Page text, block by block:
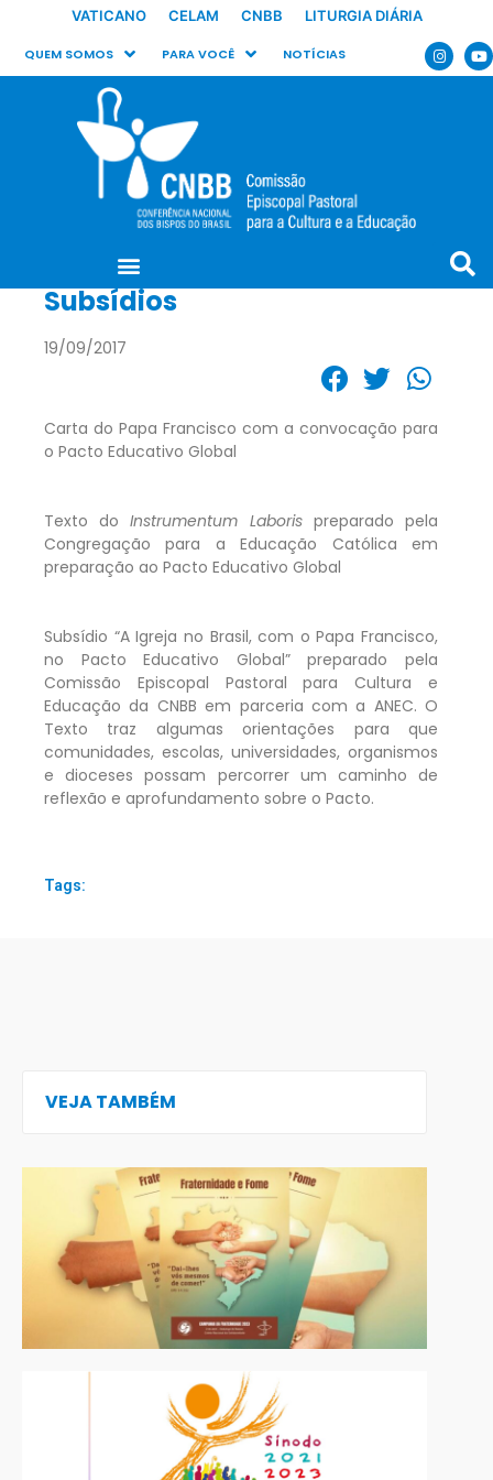
VATICANO CELAM CNBB LITURGIA DIÁRIA
QUEM SOMOS PARA VOCÊ NOTÍCIAS
Subsídios
19/09/2017
Carta do Papa Francisco com a convocação para
o Pacto Educativo Global
Texto doInstrumentum Laborispreparado pela
Congregação para a Educação Católica em
preparação ao Pacto Educativo Global
Subsídio “A Igreja no Brasil, com o Papa Francisco,
no Pacto Educativo Global” preparado pela
Comissão Episcopal Pastoral para Cultura e
Educação da CNBB em parceria com a ANEC. O
Texto traz algumas orientações para que
comunidades, escolas, universidades, organismos
e dioceses possam percorrer um caminho de
reflexão e aprofundamento sobre o Pacto.
Tags:
VEJA TAMBÉM